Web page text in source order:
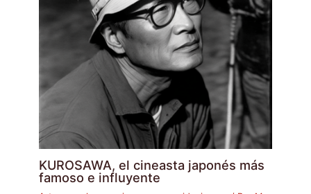
KUROSAWA, el cineasta japonés más
famoso e influyente